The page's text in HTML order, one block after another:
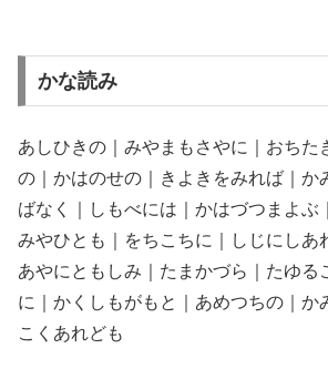
かな読み
あしひきの｜みやまもさやに｜おちた
の｜かはのせの｜きよきをみれば｜か
ばなく｜しもべには｜かはづつまよぶ
みやひとも｜をちこちに｜しじにしあ
あやにともしみ｜たまかづら｜たゆる
に｜かくしもがもと｜あめつちの｜か
こくあれども